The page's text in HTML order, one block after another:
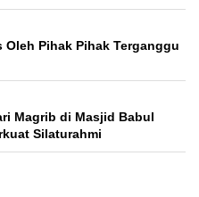
Pihak Pihak Terganggu
Magrib di Masjid Babul
Silaturahmi